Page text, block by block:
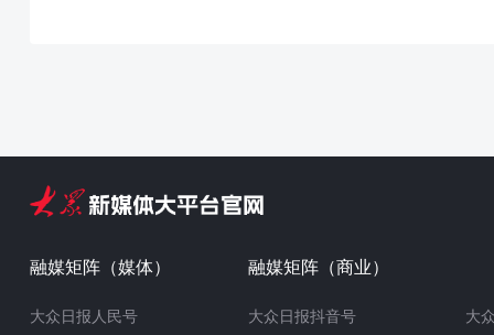
融媒矩阵（媒体）
大众日报人民号
融媒矩阵（商业）
大众日报抖音号 大